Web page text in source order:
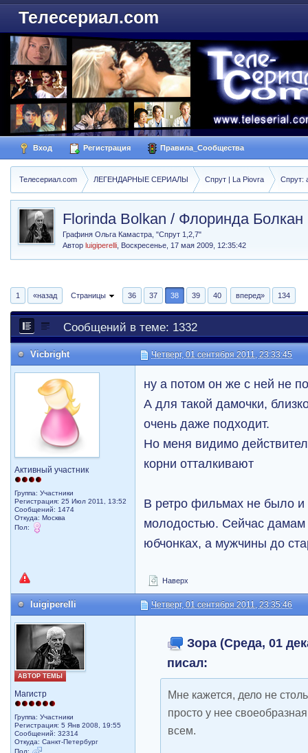
Телесериал.com
Вход Регистрация Правила_Сообщества
Телесериал.com ЛЕГЕНДАРНЫЕ СЕРИАЛЫ Спрут | La Piovra Спрут:
Florinda Bolkan / Флоринда Болкан
Графиня Ольга Камастра, "Спрут 1,2,7"
Авторluigiperelli Воскресенье, 17 мая 2009, 12:35:42
1 «назад Страницы 36 37 38 39 40 вперед» 134
Сообщений в теме: 1332
Vicbright Четверг, 01 сентября 2011, 23:33:45
Активный участник
Группа: Участники
Регистрация: 25 Июл 2011, 13:52
Сообщений: 1474
Откуда: Москва
Пол:
ну а потом он же с ней не
А для такой дамочки,
очень даже подходит.
Но меня видимо
корни отталкивают
В ретро фильмах не было и
молодостью. Сейчас дамам
юбчонках, а мужчины до
Наверх
luigiperelli Четверг, 01 сентября 2011, 23:35:46
АВТОР ТЕМЫ
Магистр
Группа: Участники
Регистрация: 5 Янв 2008, 19:55
Сообщений: 32314
Откуда: Санкт-Петербург
Пол:
Зора (Среда, 01
писал:
Мне кажется, дело не
просто у нее
всем.